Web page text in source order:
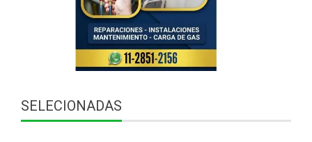
SELECIONADAS